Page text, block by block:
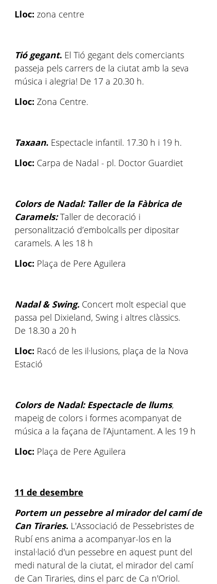
Lloc: zona centre
Tió gegant. El Tió gegant dels comerciants
passeja pels carrers de la ciutat amb la seva
música i alegria! De 17 a 20.30 h.
Lloc: Zona Centre.
Taxaan. Espectacle infantil. 17.30 h i 19 h.
Lloc: Carpa de Nadal - pl. Doctor Guardiet
Colors de Nadal: Taller de la Fàbrica de
Caramels:Taller de decoració i
personalització d’embolcalls per dipositar
caramels. A les 18 h
Lloc: Plaça de Pere Aguilera
Nadal & Swing. Concert molt especial que
passa pel Dixieland, Swing i altres clàssics.
De 18.30 a 20 h
Lloc: Racó de les il·lusions, plaça de la Nova
Estació
Colors de Nadal: Espectacle de llums,
mapeig de colors i formes acompanyat de
música a la façana de l’Ajuntament. A les 19 h
Lloc: Plaça de Pere Aguilera
11 de desembre
Portem un pessebre al mirador del camí de
Can Tiraries. L'Associació de Pessebristes de
Rubí ens anima a acompanyar-los en la
instal·lació d'un pessebre en aquest punt del
medi natural de la ciutat, el mirador del camí
de Can Tiraries, dins el parc de Ca n'Oriol.